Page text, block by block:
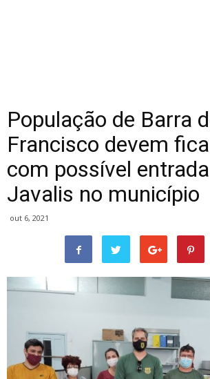
População de Barra
Francisco devem
com possível
Javalis no município
out 6, 2021